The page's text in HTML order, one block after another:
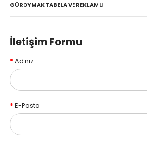
GÜROYMAK TABELA VE REKLAM
İletişim Formu
Adınız
E-Posta